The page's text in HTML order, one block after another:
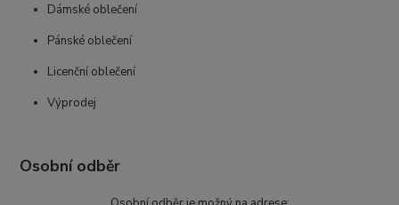
Dámské oblečení
Pánské oblečení
Licenční oblečení
Výprodej
Osobní odběr